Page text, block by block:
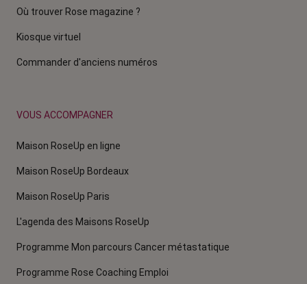
Où trouver Rose magazine ?
Kiosque virtuel
Commander d'anciens numéros
VOUS ACCOMPAGNER
Maison RoseUp en ligne
Maison RoseUp Bordeaux
Maison RoseUp Paris
L'agenda des Maisons RoseUp
Programme Mon parcours Cancer métastatique
Programme Rose Coaching Emploi